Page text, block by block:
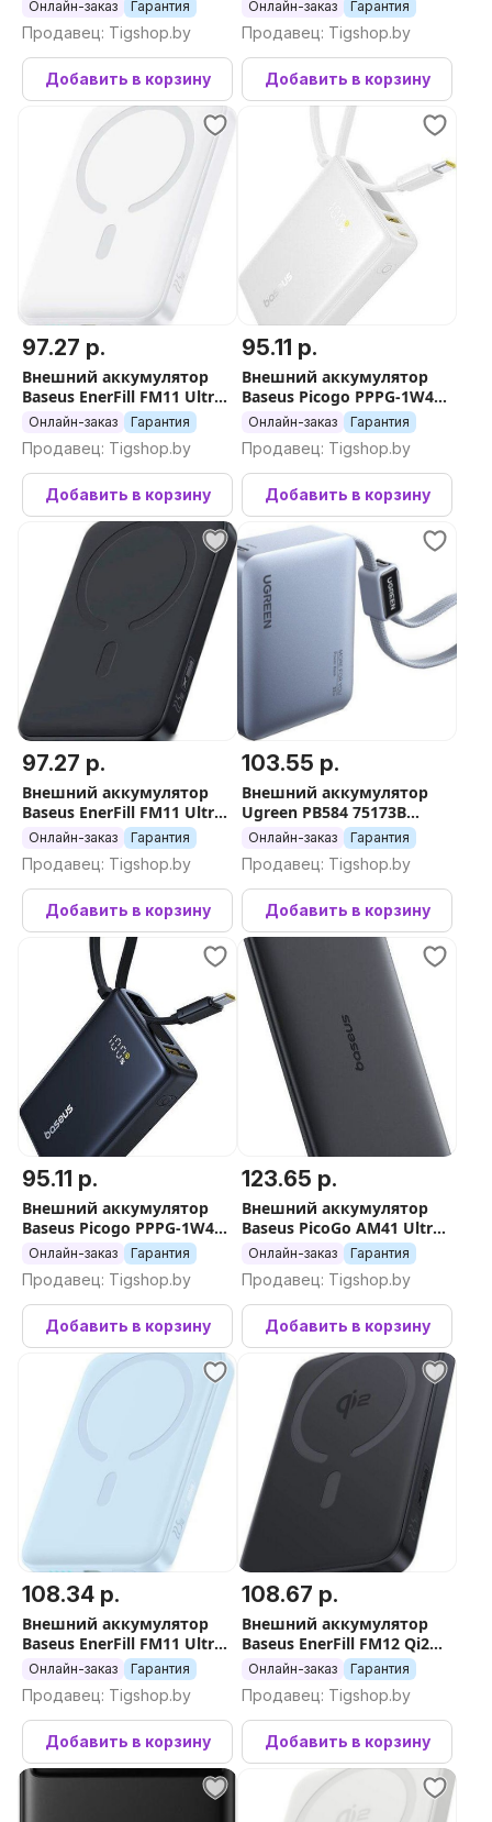
20000mAh (белый)
Онлайн-заказ Гарантия
Продавец: Tigshop.by
Добавить в корзину
Онлайн-заказ Гарантия
Продавец: Tigshop.by
Добавить в корзину
97.27 р.
Внешний аккумулятор
Baseus EnerFill FM11 Ultra-
Mini Magnetic Power Bank
10000mAh (белый)
Онлайн-заказ Гарантия
Продавец: Tigshop.by
Добавить в корзину
95.11 р.
Внешний аккумулятор
Baseus Picogo PPPG-1W45C
Digital Display Power Bank
45W 10000mAh (белый)
Онлайн-заказ Гарантия
Продавец: Tigshop.by
Добавить в корзину
97.27 р.
Внешний аккумулятор
Baseus EnerFill FM11 Ultra-
Mini Magnetic Power Bank
10000mAh (черный)
Онлайн-заказ Гарантия
Продавец: Tigshop.by
Добавить в корзину
103.55 р.
Внешний аккумулятор
Ugreen PB584 75173B
10000mAh (серый,
китайская версия)
Онлайн-заказ Гарантия
Продавец: Tigshop.by
Добавить в корзину
95.11 р.
Внешний аккумулятор
Baseus Picogo PPPG-1W45C
Digital Display Power Bank
45W 10000mAh (черный)
Онлайн-заказ Гарантия
Продавец: Tigshop.by
Добавить в корзину
123.65 р.
Внешний аккумулятор
Baseus PicoGo AM41 Ultra-
Slim Magnetic Power Bank
5000mAh (черный)
Онлайн-заказ Гарантия
Продавец: Tigshop.by
Добавить в корзину
108.34 р.
Внешний аккумулятор
Baseus EnerFill FM11 Ultra-
Mini Magnetic Power Bank
10000mAh (голубой)
Онлайн-заказ Гарантия
Продавец: Tigshop.by
Добавить в корзину
108.67 р.
Внешний аккумулятор
Baseus EnerFill FM12 Qi2
Magnetic Power Bank
22.5W 10000mAh (черный)
Онлайн-заказ Гарантия
Продавец: Tigshop.by
Добавить в корзину